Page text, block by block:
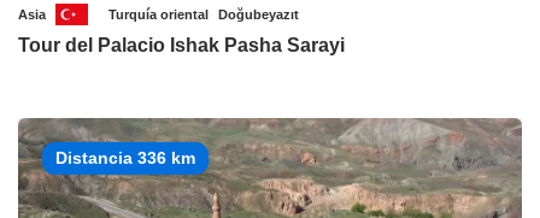
Asia Turquía oriental Doğubeyazıt
Tour del Palacio Ishak Pasha Sarayi
Distancia 336 km